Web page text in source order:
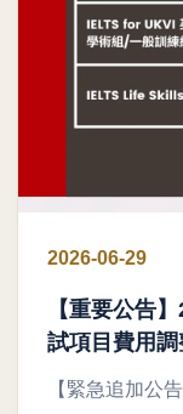
2026-06-29
【重要公告
試項目費用調
【緊急追加公